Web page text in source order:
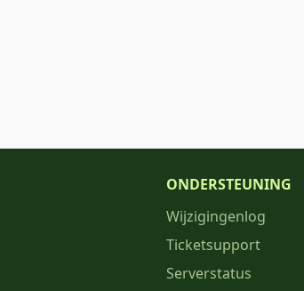
ONDERSTEUNING
Wijzigingenlog
Ticketsupport
Serverstatus